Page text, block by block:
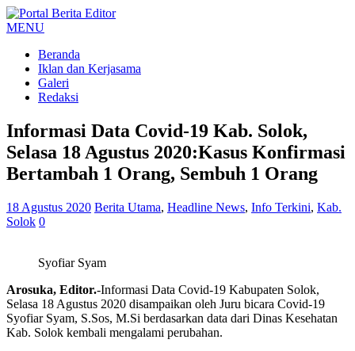
MENU
Beranda
Iklan dan Kerjasama
Galeri
Redaksi
Informasi Data Covid-19 Kab. Solok,
Selasa 18 Agustus 2020:Kasus Konfirmasi
Bertambah 1 Orang, Sembuh 1 Orang
18 Agustus 2020 Berita Utama, Headline News, Info Terkini, Kab.
Solok 0
Syofiar Syam
Arosuka, Editor.-Informasi Data Covid-19 Kabupaten Solok,
Selasa 18 Agustus 2020 disampaikan oleh Juru bicara Covid-19
Syofiar Syam, S.Sos, M.Si berdasarkan data dari Dinas Kesehatan
Kab. Solok kembali mengalami perubahan.